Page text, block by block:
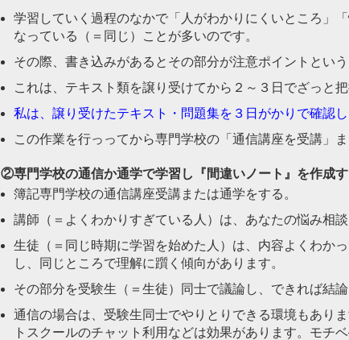
学習していく過程のなかで「人がわかりにくいところ」
なっている（＝同じ）ことが多いのです。
その際、書き込みがあるとその部分が注意ポイントという
これは、テキスト類を譲り受けてから２～３日でざっと把
私は、譲り受けたテキスト・問題集を３日がかりで確認し
この作業を行っってから専門学校の「通信講座を受講」ま
②専門学校の通信か通学で学習し『間違いノート』を作成
簿記専門学校の通信講座受講または通学をする。
講師（＝よくわかりすぎている人）は、あなたの悩み相談
生徒（＝同じ時期に学習を始めた人）は、内容よくわか
し、同じところで理解に躓く傾向があります。
その部分を受験生（＝生徒）同士で議論し、できれば結論
通信の場合は、受験生同士でやりとりできる環境もあり
トスクールのチャット利用などは効果があります。モチ